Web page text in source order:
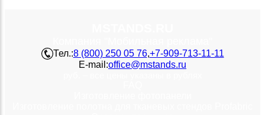
Тел.:8 (800) 250 05 76,+7-909-713-11-11
E-mail:office@mstands.ru